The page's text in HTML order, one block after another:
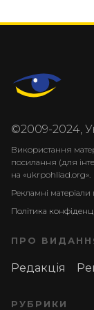
©2009-2024,
Використання
посилання (для
на «ukrpohliad.org».
Рекламні
Політика
ПРО
Редакція
РУБРИКИ